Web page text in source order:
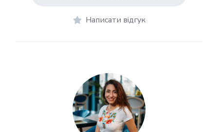
Написати відгук